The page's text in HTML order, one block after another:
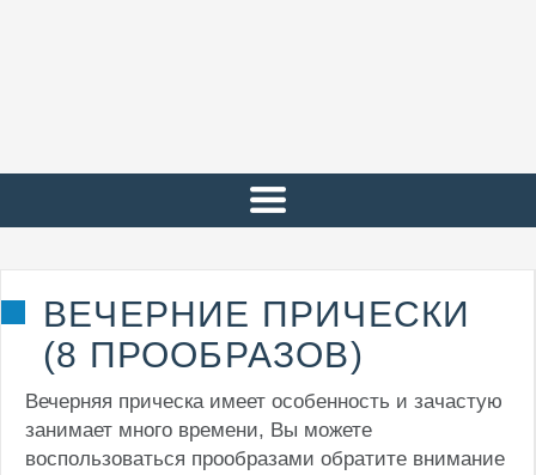
ВЕЧЕРНИЕ ПРИЧЕСКИ
(8 ПРООБРАЗОВ)
Вечерняя прическа имеет особенность и зачастую
занимает много времени, Вы можете
воспользоваться прообразами обратите внимание